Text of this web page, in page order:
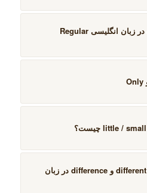
''افعال با قاعده در زبان انگلیسی Regular
کاربرد و تفاوت different و difference در زبان